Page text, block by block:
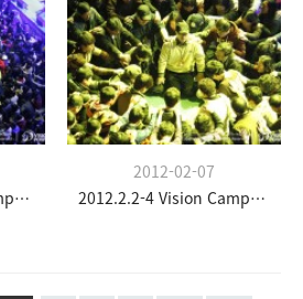
2012.2.2-4 Vision Camp(청소년부)
2012-02-07
2012.2.2-4 Vision Camp(청소년부)